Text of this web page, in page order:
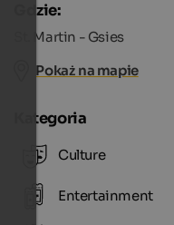
Gdzie:
St. Martin - Gsies
Pokaż na mapie
Kategoria
Culture
Entertainment